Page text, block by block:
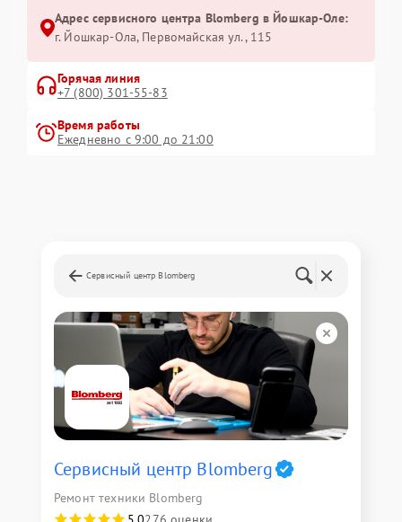
Адрес сервисного центра Blomberg в Йошкар-Оле:
г. Йошкар-Ола, Первомайская ул., 115
Горячая линия
+7 (800) 301-55-83
Время работы
Ежедневно с 9:00 до 21:00
Сервисный центр Blomberg
Сервисный центр Blomberg
Ремонт техники Blomberg